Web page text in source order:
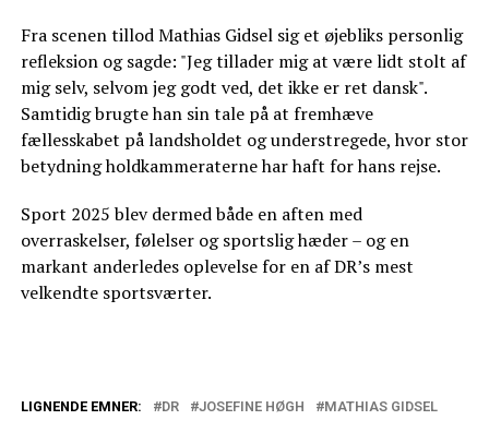
Fra scenen tillod Mathias Gidsel sig et øjebliks personlig
refleksion og sagde: "Jeg tillader mig at være lidt stolt af
mig selv, selvom jeg godt ved, det ikke er ret dansk".
Samtidig brugte han sin tale på at fremhæve
fællesskabet på landsholdet og understregede, hvor stor
betydning holdkammeraterne har haft for hans rejse.
Sport 2025 blev dermed både en aften med
overraskelser, følelser og sportslig hæder – og en
markant anderledes oplevelse for en af DR’s mest
velkendte sportsværter.
LIGNENDE EMNER: DR JOSEFINE HØGH MATHIAS GIDSEL